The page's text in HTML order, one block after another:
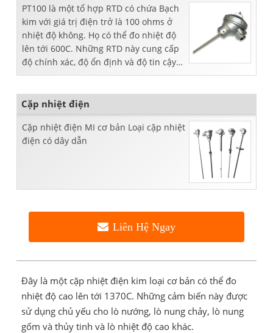
PT100 là một tổ hợp RTD có chứa Bạch
kim với giá trị điện trở là 100 ohms ở
nhiệt độ không. Họ có thể đo nhiệt độ
lên tới 600C. Những RTD này cung cấp
độ chính xác, độ ổn định và độ tin cậy
cao hơn trong các phép đo.
Cặp nhiệt điện
Cặp nhiệt điện MI cơ bản Loại cặp nhiệt
điện có dây dẫn
Liên Hệ Ngay
Đây là một cặp nhiệt điện kim loại cơ bản có thể đo
nhiệt độ cao lên tới 1370C. Những cảm biến này được
sử dụng chủ yếu cho lò nướng, lò nung chảy, lò nung
gốm và thủy tinh và lò nhiệt độ cao khác.